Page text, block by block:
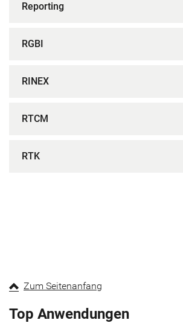
Reporting
RGBI
RINEX
RTCM
RTK
Zum Seitenanfang
Top Anwendungen